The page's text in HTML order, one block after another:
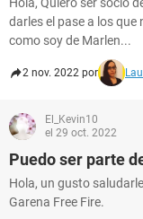
darles el pase a los que
como soy de Marlen...
2 nov. 2022 por
El_Kevin10
el 29 oct. 2022
Puedo ser parte
Hola, un gusto
Garena Free Fire.